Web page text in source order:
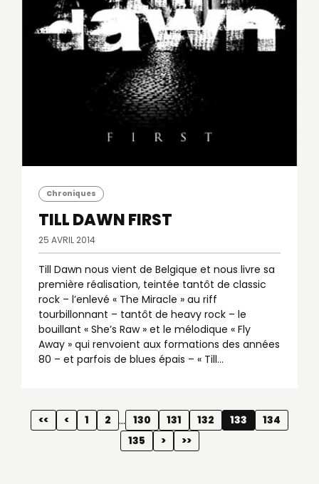
Chroniques
TILL DAWNFIRST
25 AVRIL 2014
Till Dawn nous vient de Belgique et nous livre sa
première réalisation, teintée tantôt de classic
rock – l’enlevé « The Miracle » au riff
tourbillonnant – tantôt de heavy rock – le
bouillant « She’s Raw » et le mélodique « Fly
Away » qui renvoient aux formations des années
80 – et parfois de blues épais – « Till…
<< < 1 2 … 130 131 132 133
134
135
> >>